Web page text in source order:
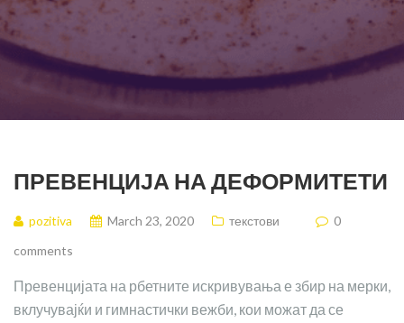
ПРЕВЕНЦИЈА НА ДЕФОРМИТЕТИ
pozitiva March 23, 2020 текстови
0
comments
Превенцијата на рбетните искривувања е збир на мерки,
вклучувајќи и гимнастички вежби, кои можат да се